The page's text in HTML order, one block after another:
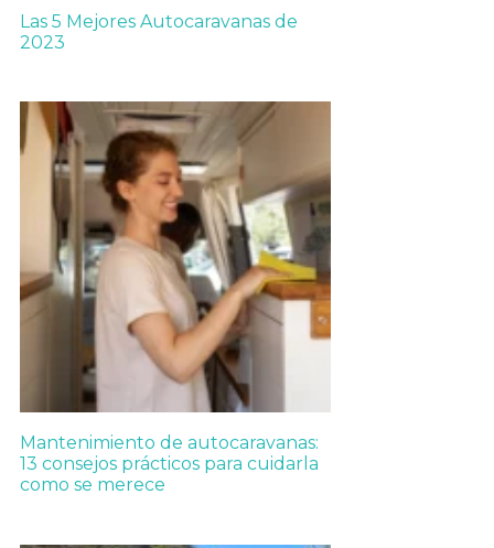
Las 5 Mejores Autocaravanas de
2023
Mantenimiento de autocaravanas:
13 consejos prácticos para cuidarla
como se merece